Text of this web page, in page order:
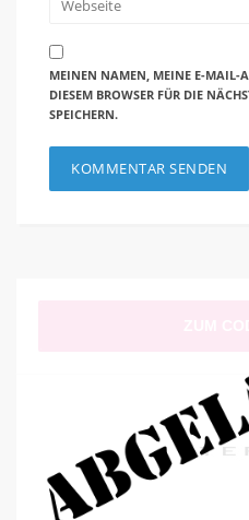
MEINEN NAMEN, MEINE E-MAIL-
DIESEM BROWSER FÜR DIE
SPEICHERN.